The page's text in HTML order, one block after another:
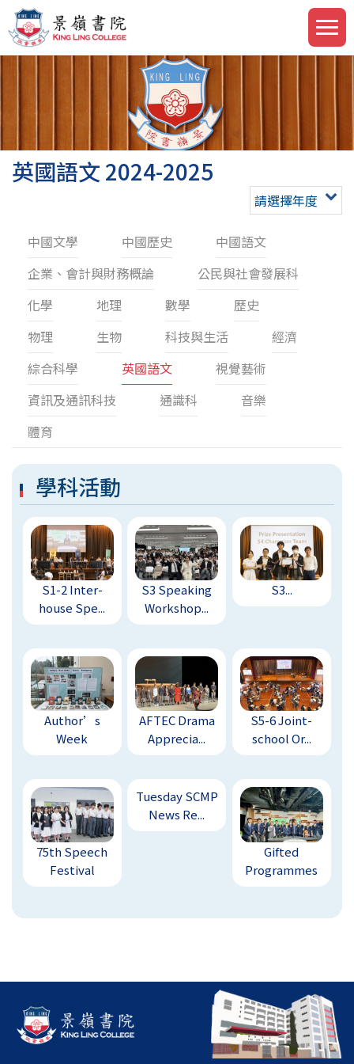
英國語文 2024-2025
請選擇年度
中國文學 中國歷史
中國語文
企業、會計與財務概論
公民與社會發展科
化學
地理 數學
歷史
物理
生物 科技與生活
經濟
綜合科學
英國語文
視覺藝術
資訊及通訊科技
通識科
音樂
體育
學科活動
S1-2 Inter-
house Spe...
S3 Speaking
Workshop...
S3...
Author’s
Week
AFTEC Drama
Apprecia...
S5-6 Joint-
school Or...
75th Speech
Festival
Tuesday SCMP
News Re...
Gifted
Programmes